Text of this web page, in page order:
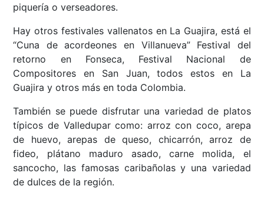
piquería o verseadores.
Hay otros festivales vallenatos en La Guajira, está el
“Cuna de acordeones en Villanueva” Festival del
retorno en Fonseca, Festival Nacional de
Compositores en San Juan, todos estos en La
Guajira y otros más en toda Colombia.
También se puede disfrutar una variedad de platos
típicos de Valledupar como: arroz con coco, arepa
de huevo, arepas de queso, chicarrón, arroz de
fideo, plátano maduro asado, carne molida, el
sancocho, las famosas caribañolas y una variedad
de dulces de la región.